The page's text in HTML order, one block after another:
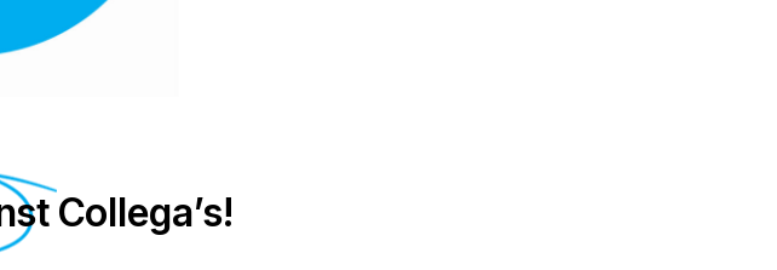
Collega’s!